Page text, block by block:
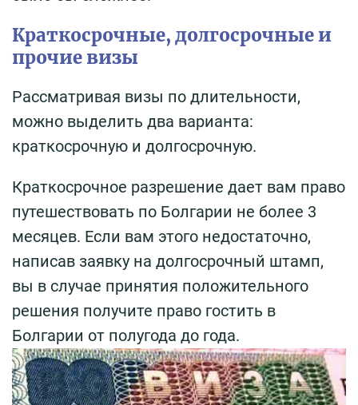
Краткосрочные, долгосрочные и
прочие визы
Рассматривая визы по длительности,
можно выделить два варианта:
краткосрочную и долгосрочную.
Краткосрочное разрешение дает вам право
путешествовать по Болгарии не более 3
месяцев. Если вам этого недостаточно,
написав заявку на долгосрочный штамп,
вы в случае принятия положительного
решения получите право гостить в
Болгарии от полугода до года.